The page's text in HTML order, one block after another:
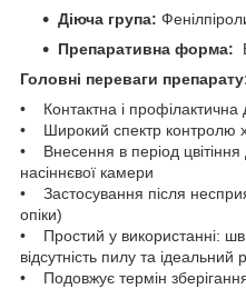
Діюча група:
Препаративна форма:
Головні переваги
• Контактна і профілактична
• Широкий спектр контролю
• Внесення в період
насіннєвої камери
• Застосування після
опіки)
• Простий у використанні:
відсутність пилу та
• Подовжує термін зберігання